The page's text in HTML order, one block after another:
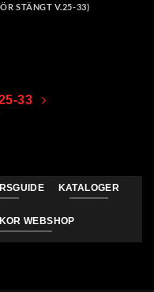
STÄNGT V.25-33)
33
KATALOGER
WEBSHOP